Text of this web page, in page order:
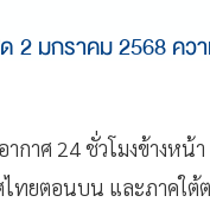
2 มกราคม 2568 ค
กาศ 24 ชั่วโมงข้างหน้
ทยตอนบน และภาคใต้